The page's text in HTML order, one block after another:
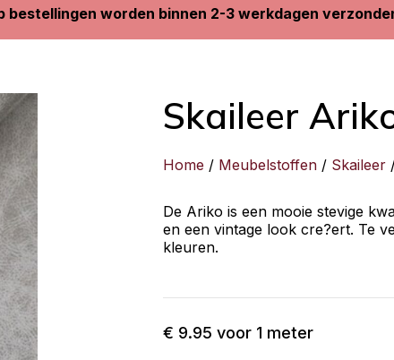
bestellingen worden binnen 2-3 werkdagen
Skaileer
Home / Meubelstoffen / Skaileer
De Ariko is een mooie stevige
en een vintage look cre?ert. Te
kleuren.
€ 9.95 voor 1 meter